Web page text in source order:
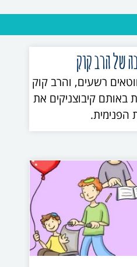
של הרב קוק
רשעים, והרב קוק
באותם קיבוצניקים את
הפנימית.